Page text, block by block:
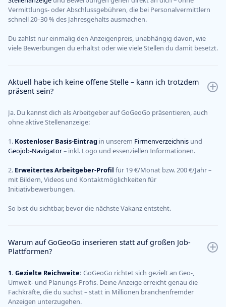
Vermittlungs- oder Abschlussgebühren, die bei Personalvermittlern
schnell 20–30 % des Jahresgehalts ausmachen.
Du zahlst nur einmalig den Anzeigenpreis, unabhängig davon, wie
viele Bewerbungen du erhältst oder wie viele Stellen du damit besetzt.
Aktuell habe ich keine offene Stelle – kann ich trotzdem
präsent sein?
Ja. Du kannst dich als Arbeitgeber auf GoGeoGo präsentieren, auch
ohne aktive Stellenanzeige:
1. Kostenloser Basis-Eintrag in unserem Firmenverzeichnis und
Geojob-Navigator– inkl. Logo und essenziellen Informationen.
2. ErweitertesArbeitgeber-Profil für 19 €/Monat bzw. 200 €/Jahr –
mit Bildern, Videos und Kontaktmöglichkeiten für
Initiativbewerbungen.
So bist du sichtbar, bevor die nächste Vakanz entsteht.
Warum auf GoGeoGo inserieren statt auf großen Job-
Plattformen?
1. Gezielte Reichweite: GoGeoGo richtet sich gezielt an Geo-,
Umwelt- und Planungs-Profis. Deine Anzeige erreicht genau die
Fachkräfte, die du suchst – statt in Millionen branchenfremder
Anzeigen unterzugehen.